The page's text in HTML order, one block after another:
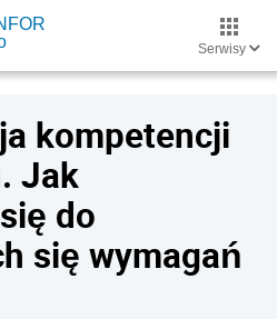
Serwisy
kompetencji
Jak
do
się wymagań